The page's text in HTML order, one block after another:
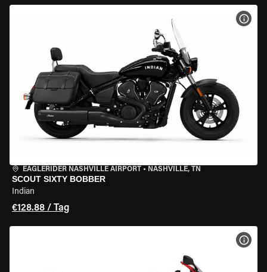
EAGLERIDER NASHVILLE AIRPORT • NASHVILLE, TN
SCOUT SIXTY BOBBER
Indian
€128.88 / Tag